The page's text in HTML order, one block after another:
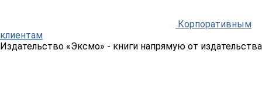
Корпоративным
клиентам
Издательство «Эксмо» - книги напрямую от издательства